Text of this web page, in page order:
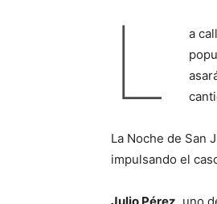
L
a
La Noche de San
impulsando el